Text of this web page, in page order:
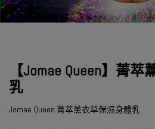
【Jomae Queen】菁
乳
Jomae Queen 菁萃薰衣草保濕身體乳